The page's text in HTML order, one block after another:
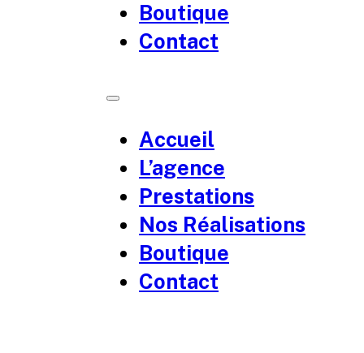
Boutique
Contact
Accueil
L’agence
Prestations
Nos Réalisations
Boutique
Contact